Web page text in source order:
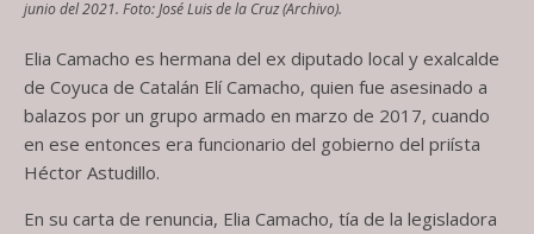
junio del 2021. Foto: José Luis de la Cruz (Archivo).
Elia Camacho es hermana del ex diputado local y exalcalde
de Coyuca de Catalán Elí Camacho, quien fue asesinado a
balazos por un grupo armado en marzo de 2017, cuando
en ese entonces era funcionario del gobierno del priísta
Héctor Astudillo.
En su carta de renuncia, Elia Camacho, tía de la legisladora